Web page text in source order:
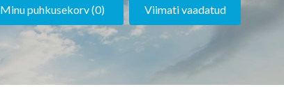
Minu puhkusekorv (0) Viimati vaadatud